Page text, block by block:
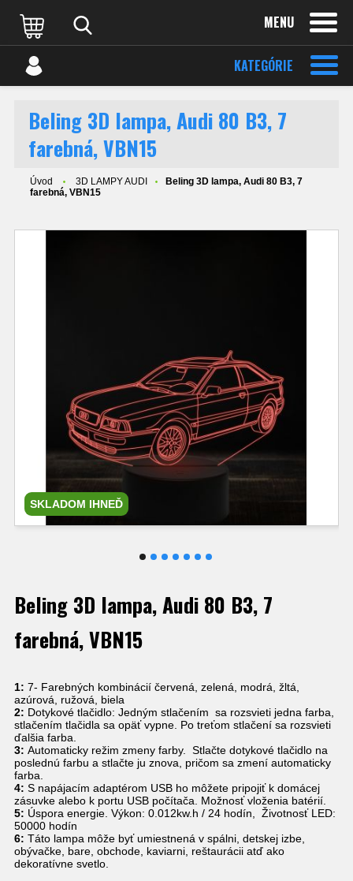
MENU
KATEGÓRIE
Beling 3D lampa, Audi 80 B3, 7
farebná, VBN15
Úvod 3D LAMPY AUDI
Beling 3D lampa, Audi 80 B3, 7
farebná, VBN15
SKLADOM IHNEĎ
Beling 3D lampa, Audi 80 B3, 7
farebná, VBN15
1: 7- Farebných kombinácií červená, zelená, modrá, žltá,
azúrová, ružová, biela
2: Dotykové tlačidlo: Jedným stlačením sa rozsvieti jedna farba,
stlačením tlačidla sa opäť vypne. Po treťom stlačení sa rozsvieti
ďalšia farba.
3: Automaticky režim zmeny farby. Stlačte dotykové tlačidlo na
poslednú farbu a stlačte ju znova, pričom sa zmení automaticky
farba.
4: S napájacím adaptérom USB ho môžete pripojiť k domácej
zásuvke alebo k portu USB počítača. Možnosť vloženia batérií.
5: Úspora energie. Výkon: 0.012kw.h / 24 hodín, Životnosť LED:
50000 hodín
6: Táto lampa môže byť umiestnená v spálni, detskej izbe,
obývačke, bare, obchode, kaviarni, reštaurácii atď ako
dekoratívne svetlo.